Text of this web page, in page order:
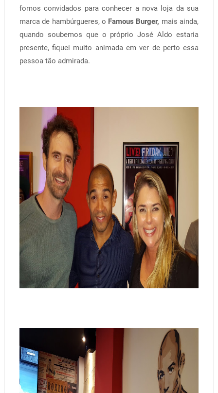
fomos convidados para conhecer a nova loja da sua
marca de hambúrgueres, o Famous Burger, mais ainda,
quando soubemos que o próprio José Aldo estaria
presente, fiquei muito animada em ver de perto essa
pessoa tão admirada.